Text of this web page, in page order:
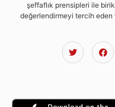
şeffaflık prensipleri ile
değerlendirmeyi tercih eden